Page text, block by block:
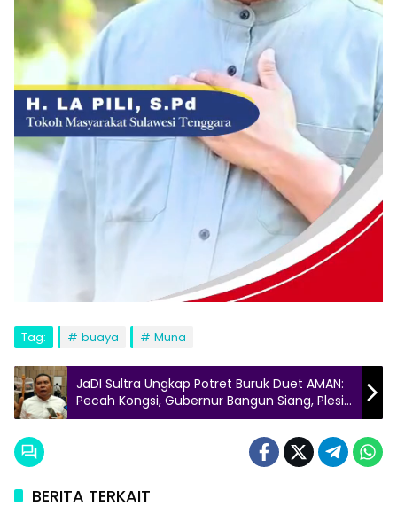
Tag: buaya Muna
JaDI Sultra Ungkap Potret Buruk Duet AMAN:
Pecah Kongsi, Gubernur Bangun Siang, Plesir
Luar Negeri Hingga Istri Duduki KONI
BERITA TERKAIT